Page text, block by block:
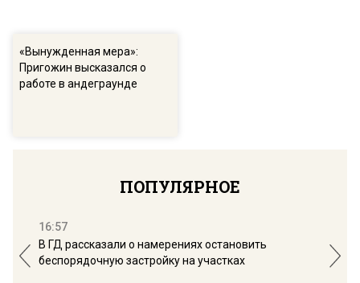
«Вынужденная мера»:
Пригожин высказался о
работе в андеграунде
ПОПУЛЯРНОЕ
16:57
В ГД рассказали о намерениях остановить
беспорядочную застройку на участках